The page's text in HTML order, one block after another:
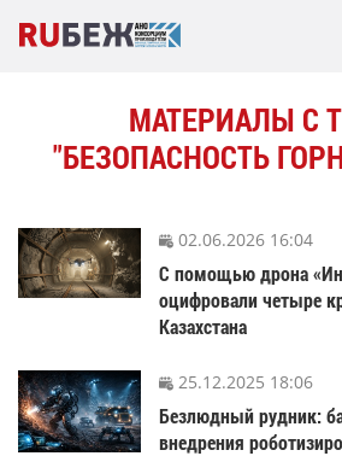
МАТЕРИАЛЫ С
"БЕЗОПАСНОСТЬ
02.06.2026 16:04
С помощью дрона
оцифровали четыре
Казахстана
25.12.2025 18:06
Безлюдный рудник:
внедрения